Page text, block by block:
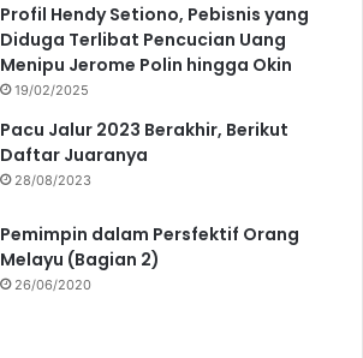
Profil Hendy Setiono, Pebisnis yang
Diduga Terlibat Pencucian Uang
Menipu Jerome Polin hingga Okin
19/02/2025
Pacu Jalur 2023 Berakhir, Berikut
Daftar Juaranya
28/08/2023
Pemimpin dalam Persfektif Orang
Melayu (Bagian 2)
26/06/2020